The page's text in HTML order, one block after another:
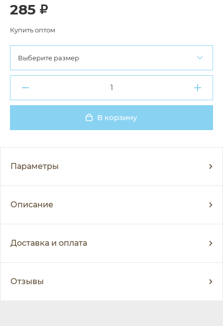
285
Купить оптом
Выберите размер
В корзину
Параметры
Описание
Доставка и оплата
Отзывы